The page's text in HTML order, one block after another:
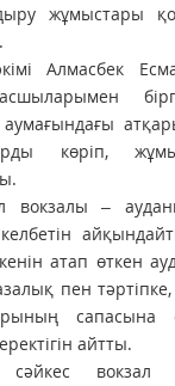
жұмыстары
Алмасбек
аумағындағы
көріп,
вокзалы –
келбетін
атап өткен
пен
сапасына
айтты.
сәйкес вокзал